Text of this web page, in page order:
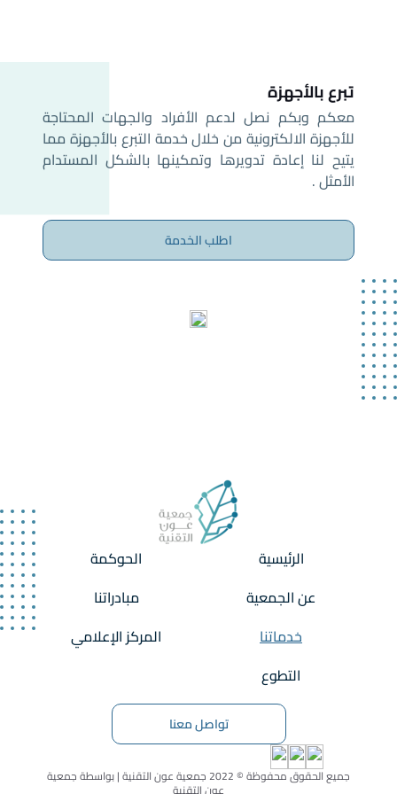
تبرع بالأجهزة
الأمثل .
اطلب الخدمة
الرئيسية
الحوكمة
عن الجمعية
مبادراتنا
خدماتنا
المركز الإعلامي
التطوع
تواصل معنا
جميع الحقوق محفوظة © 2022 جمعية عون التقنية | بواسطة جمعية